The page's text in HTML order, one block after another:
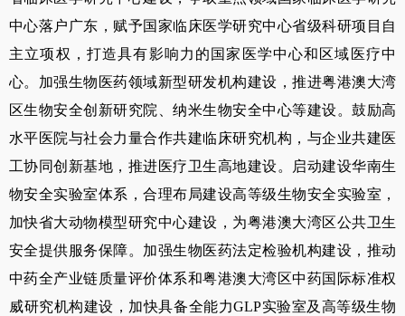
中心落户广东，赋予国家临床医学研究中心省级科研项目自
主立项权，打造具有影响力的国家医学中心和区域医疗中
心。加强生物医药领域新型研发机构建设，推进粤港澳大湾
区生物安全创新研究院、纳米生物安全中心等建设。鼓励高
水平医院与社会力量合作共建临床研究机构，与企业共建医
工协同创新基地，推进医疗卫生高地建设。启动建设华南生
物安全实验室体系，合理布局建设高等级生物安全实验室，
加快省大动物模型研究中心建设，为粤港澳大湾区公共卫生
安全提供服务保障。加强生物医药法定检验机构建设，推动
中药全产业链质量评价体系和粤港澳大湾区中药国际标准权
威研究机构建设，加快具备全能力GLP实验室及高等级生物